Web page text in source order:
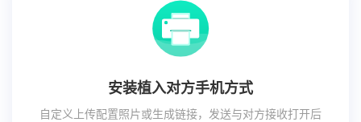
安装植入对方手机方式
自定义上传配置照片或生成链接，发送与对方接收打开后